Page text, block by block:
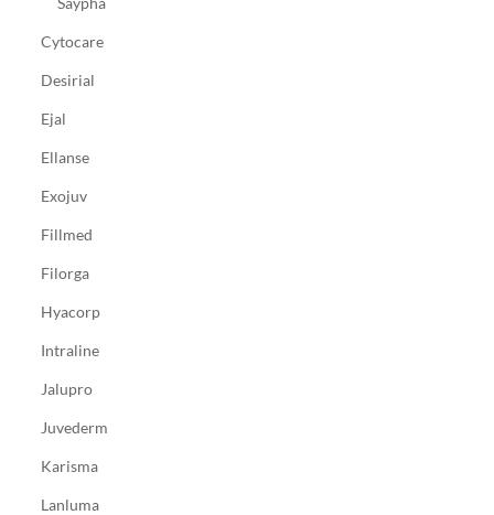
Cytocare
Desirial
Ejal
Ellanse
Exojuv
Fillmed
Filorga
Hyacorp
Intraline
Jalupro
Juvederm
Karisma
Lanluma